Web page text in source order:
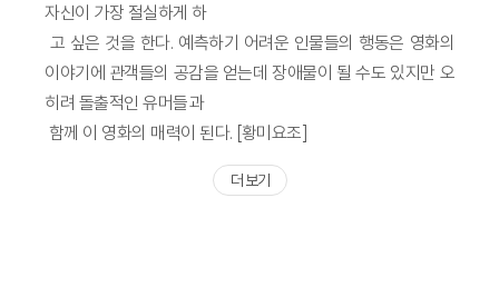
자신이 가장 절실하게 하
고 싶은 것을 한다. 예측하기 어려운 인물들의 행동은 영화의
이야기에 관객들의 공감을 얻는데 장애물이 될 수도 있지만 오
히려 돌출적인 유머들과
함께 이 영화의 매력이 된다. [황미요조]
더 보기